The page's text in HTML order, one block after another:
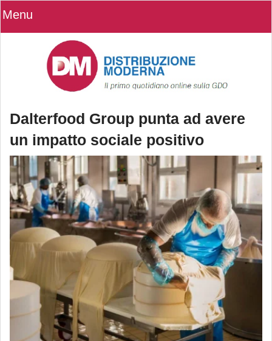
Menu
Dalterfood Group punta ad avere
un impatto sociale positivo